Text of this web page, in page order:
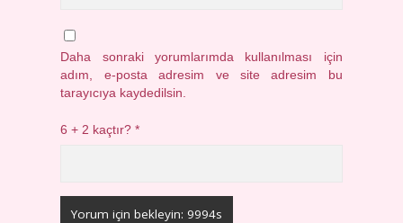
Daha sonraki yorumlarımda kullanılması için
adım, e-posta adresim ve site adresim bu
tarayıcıya kaydedilsin.
6 + 2 kaçtır?*